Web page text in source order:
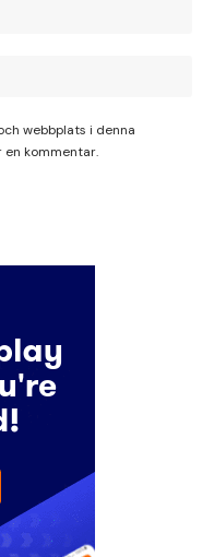
webbplats i denna
en kommentar.